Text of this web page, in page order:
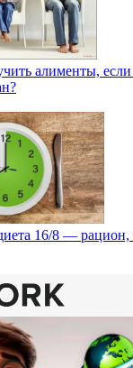
алименты,
16/8 —